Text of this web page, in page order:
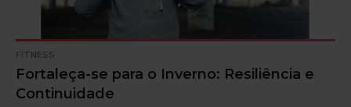
FITNESS
Fortaleça-se para o Inverno: Resiliência e
Continuidade